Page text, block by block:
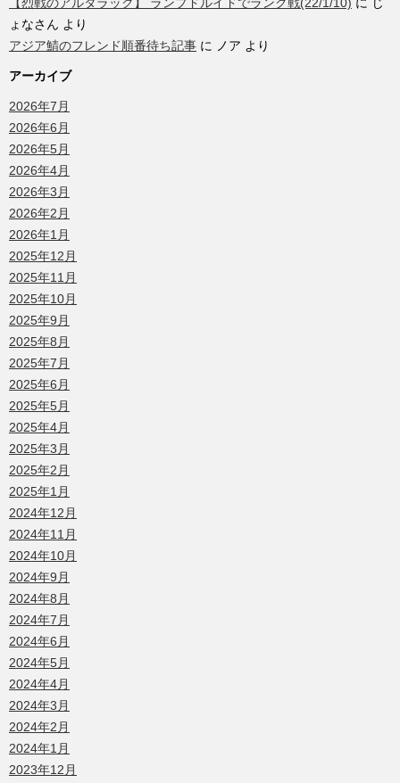
【烈戦のアルタラック】 ランプドルイドでランク戦(22/1/10) に じ
ょなさん より
アジア鯖のフレンド順番待ち記事 に ノア より
アーカイブ
2026年7月
2026年6月
2026年5月
2026年4月
2026年3月
2026年2月
2026年1月
2025年12月
2025年11月
2025年10月
2025年9月
2025年8月
2025年7月
2025年6月
2025年5月
2025年4月
2025年3月
2025年2月
2025年1月
2024年12月
2024年11月
2024年10月
2024年9月
2024年8月
2024年7月
2024年6月
2024年5月
2024年4月
2024年3月
2024年2月
2024年1月
2023年12月